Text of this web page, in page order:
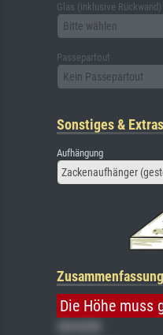
Glas (inklusive Rückwand)
Bitte wählen
Passepartout
Kein Passepartout
Sonstiges & Extras
Aufhängung
Zackenaufhänger
Zusammenfassung
Die Höhe muss